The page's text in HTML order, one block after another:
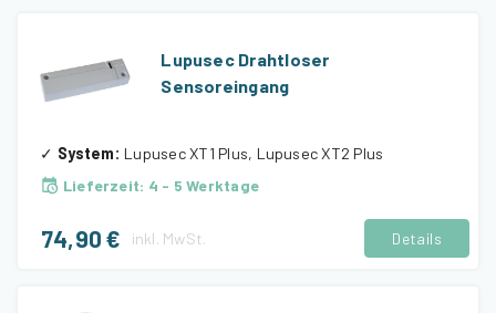
Lupusec Drahtloser
Sensoreingang
✓ System: Lupusec XT1 Plus, Lupusec XT2 Plus
Lieferzeit: 4 - 5 Werktage
74,90 € inkl. MwSt. Details